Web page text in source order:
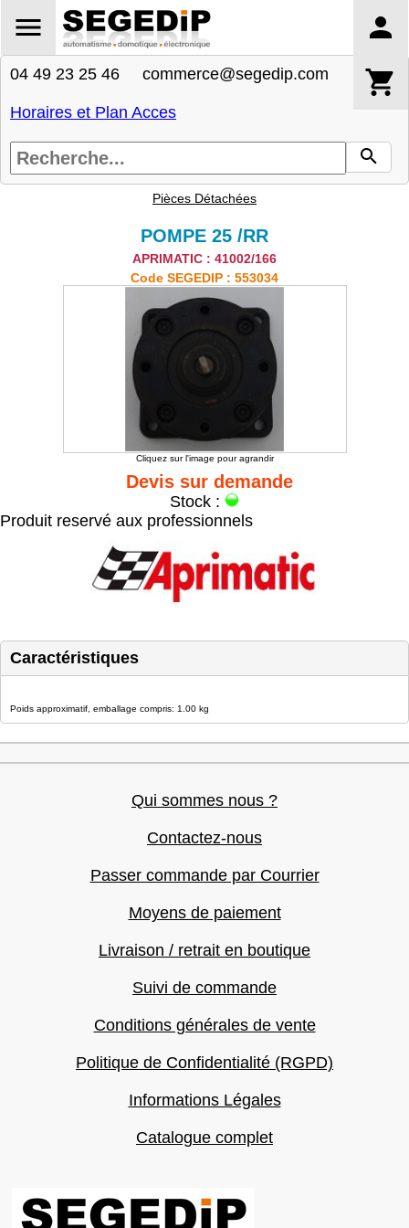
04 49 23 25 46 commerce@segedip.com
Horaires et Plan Acces
Pièces Détachées
POMPE 25 /RR
APRIMATIC : 41002/166
Code SEGEDIP : 553034
Cliquez sur l'image pour agrandir
Devis sur demande
Stock :
Produit reservé aux professionnels
Caractéristiques
Poids approximatif, emballage compris: 1.00 kg
Qui sommes nous ?
Contactez-nous
Passer commande par Courrier
Moyens de paiement
Livraison / retrait en boutique
Suivi de commande
Conditions générales de vente
Politique de Confidentialité (RGPD)
Informations Légales
Catalogue complet